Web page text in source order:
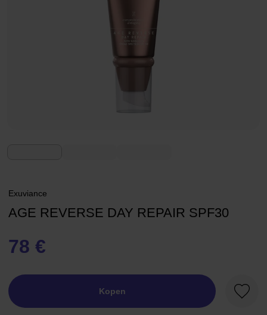
Exuviance
AGE REVERSE DAY REPAIR SPF30
78 €
Kopen